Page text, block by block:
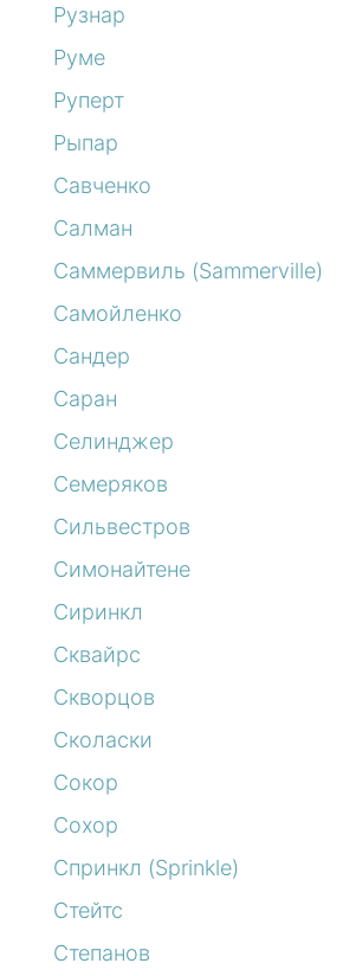
Рузнар
Руме
Руперт
Рыпар
Савченко
Салман
Саммервиль (Sammerville)
Самойленко
Сандер
Саран
Селинджер
Семеряков
Сильвестров
Симонайтене
Сиринкл
Сквайрс
Скворцов
Сколаски
Сокор
Сохор
Спринкл (Sprinkle)
Стейтс
Степанов